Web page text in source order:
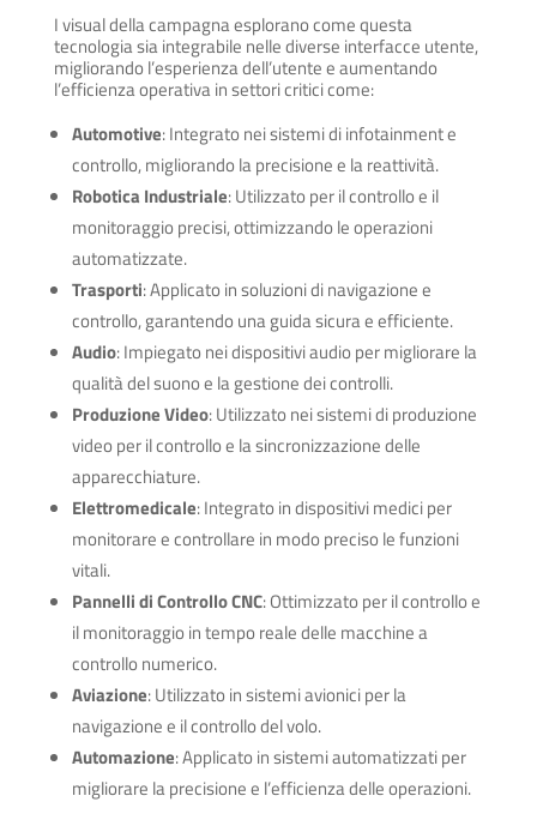
I visual della campagna esplorano come questa
tecnologia sia integrabile nelle diverse interfacce utente,
migliorando l’esperienza dell’utente e aumentando
l’efficienza operativa in settori critici come:
Automotive: Integrato nei sistemi di infotainment e
controllo, migliorando la precisione e la reattività.
Robotica Industriale: Utilizzato per il controllo e il
monitoraggio precisi, ottimizzando le operazioni
automatizzate.
Trasporti: Applicato in soluzioni di navigazione e
controllo, garantendo una guida sicura e efficiente.
Audio: Impiegato nei dispositivi audio per migliorare la
qualità del suono e la gestione dei controlli.
Produzione Video: Utilizzato nei sistemi di produzione
video per il controllo e la sincronizzazione delle
apparecchiature.
Elettromedicale: Integrato in dispositivi medici per
monitorare e controllare in modo preciso le funzioni
vitali.
Pannelli di Controllo CNC: Ottimizzato per il controllo e
il monitoraggio in tempo reale delle macchine a
controllo numerico.
Aviazione: Utilizzato in sistemi avionici per la
navigazione e il controllo del volo.
Automazione: Applicato in sistemi automatizzati per
migliorare la precisione e l’efficienza delle operazioni.